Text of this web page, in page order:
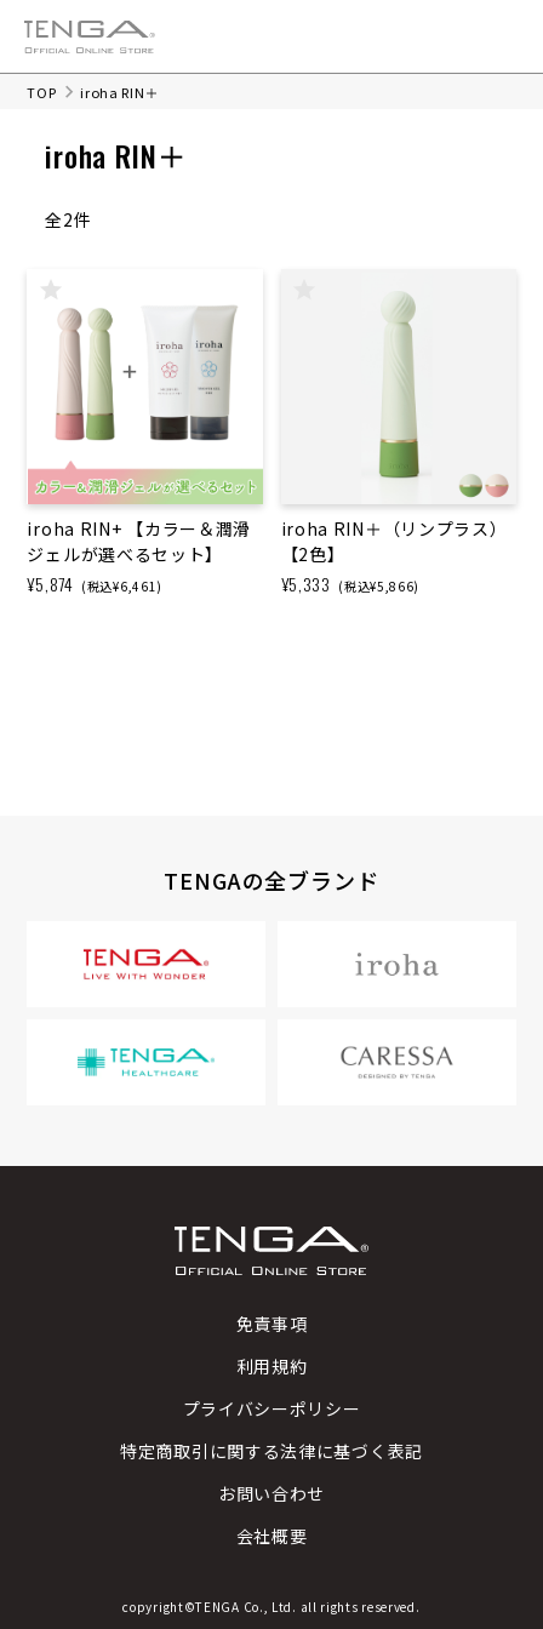
TOP iroha RIN＋
iroha RIN＋
全2件
iroha RIN+ 【カラー＆潤滑
ジェルが選べるセット】
¥5,874 (税込¥6,461)
iroha RIN＋（リンプラス）
【2色】
¥5,333 (税込¥5,866)
TENGAの全ブランド
免責事項
利用規約
プライバシーポリシー
特定商取引に関する法律に基づく表記
お問い合わせ
会社概要
copyright©TENGA Co., Ltd. all rights reserved.